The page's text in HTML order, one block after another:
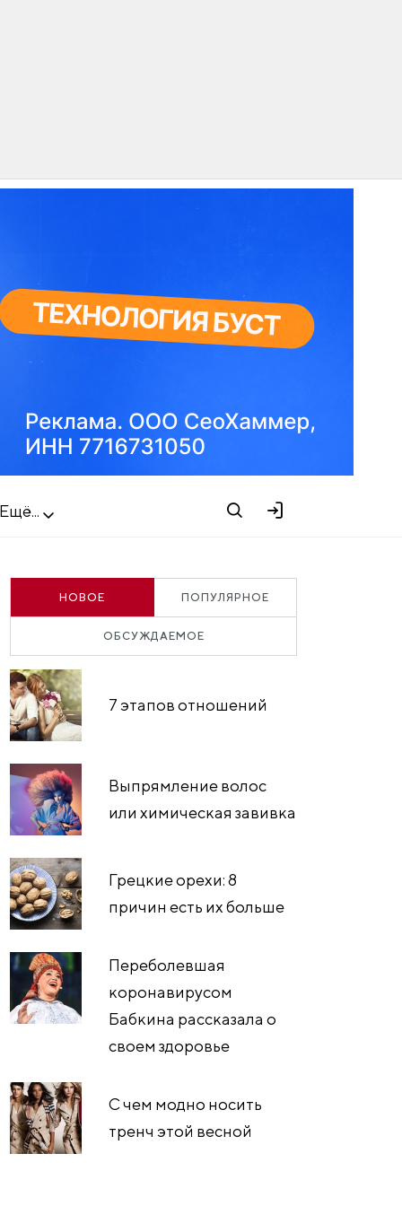
Ещё...
НОВОЕ ПОПУЛЯРНОЕ
ОБСУЖДАЕМОЕ
7 этапов отношений
Выпрямление волос
или химическая завивка
Грецкие орехи: 8
причин есть их больше
Переболевшая
коронавирусом
Бабкина рассказала о
своем здоровье
С чем модно носить
тренч этой весной